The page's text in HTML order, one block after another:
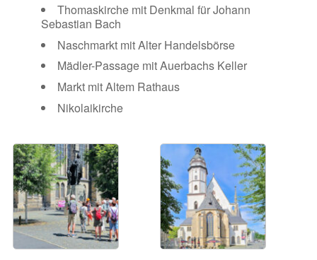
Thomaskirche mit Denkmal für Johann
Sebastian Bach
Naschmarkt mit Alter Handelsbörse
Mädler-Passage mit Auerbachs Keller
Markt mit Altem Rathaus
Nikolaikirche